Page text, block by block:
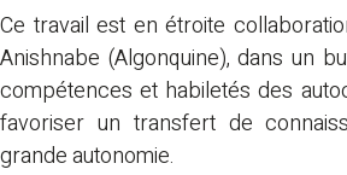
Ce travail est en étroite
Anishnabe (Algonquine), dans un
compétences et habiletés des
favoriser un transfert de
grande autonomie.